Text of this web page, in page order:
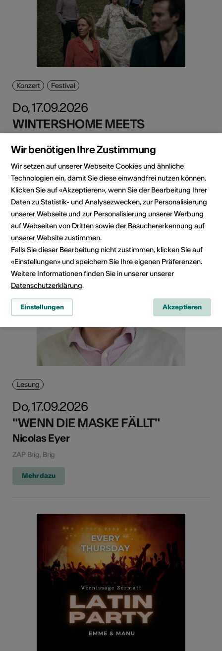
Konzert Festival
Do, 17.09.2026
WINTERSHOME MEETS
SINFONIA WALLIS
St-Mauritius Pfarrkirche, Zermatt, Zermatt
Mehr dazu
Lesung
Do, 17.09.2026
"WENN DIE MASKE FÄLLT"
Nicolas Eyer
ZAP Brig, Brig
Mehr dazu
Wir benötigen Ihre Zustimmung
Wir setzen auf unserer Webseite Cookies und ähnliche
Technologien ein, damit Sie diese einwandfrei nutzen können.
Klicken Sie auf «Akzeptieren», wenn Sie der Bearbeitung Ihrer
Daten zu Statistik- und Analysezwecken, zur Personalisierung
unserer Webseite und zur Personalisierung unserer Werbung
auf Webseiten von Dritten sowie der Besuchererkennung auf
unserer Website zustimmen.
Falls Sie dieser Bearbeitung nicht zustimmen, klicken Sie auf
«Einstellungen» und speichern Sie Ihre eigenen Präferenzen.
Weitere Informationen finden Sie in unserer unserer
Datenschutzerklärung.
Einstellungen Akzeptieren